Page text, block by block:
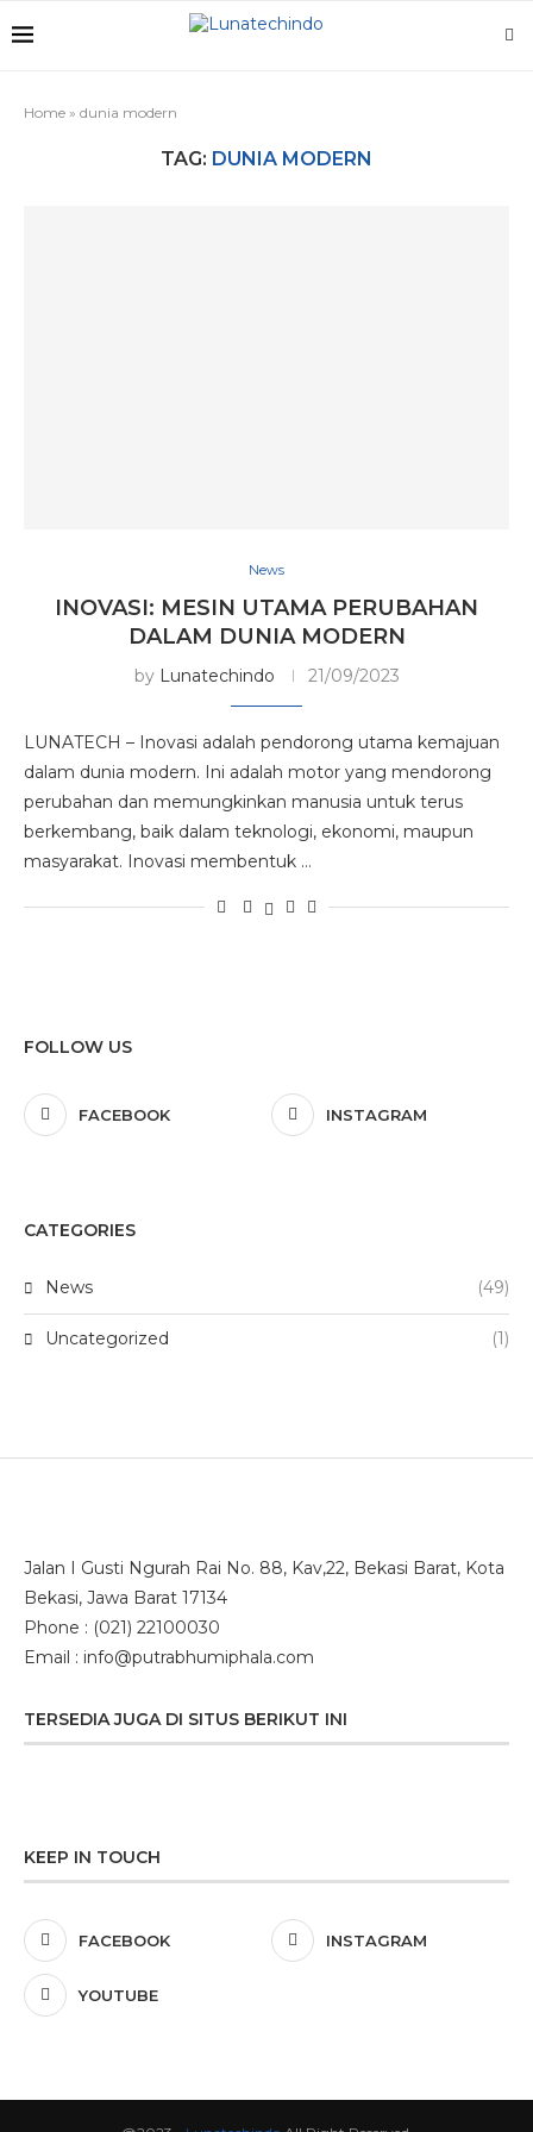
Home » dunia modern
TAG: DUNIA MODERN
News
INOVASI: MESIN UTAMA PERUBAHAN
DALAM DUNIA MODERN
by Lunatechindo 21/09/2023
LUNATECH – Inovasi adalah pendorong utama kemajuan
dalam dunia modern. Ini adalah motor yang mendorong
perubahan dan memungkinkan manusia untuk terus
berkembang, baik dalam teknologi, ekonomi, maupun
masyarakat. Inovasi membentuk …
FOLLOW US
FACEBOOK INSTAGRAM
CATEGORIES
News (49)
Uncategorized (1)
Jalan I Gusti Ngurah Rai No. 88, Kav,22, Bekasi Barat, Kota
Bekasi, Jawa Barat 17134
Phone : (021) 22100030
Email : info@putrabhumiphala.com
TERSEDIA JUGA DI SITUS BERIKUT INI
KEEP IN TOUCH
FACEBOOK INSTAGRAM
YOUTUBE